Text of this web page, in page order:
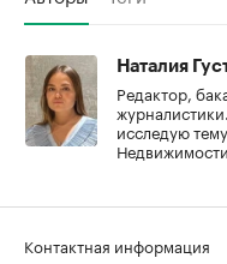
Наталия
Редактор,
исследую
Контактная информация